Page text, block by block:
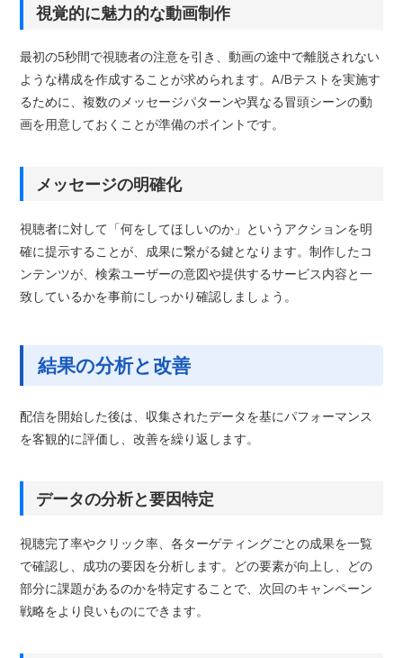
視覚的に魅力的な動画制作
最初の5秒間で視聴者の注意を引き、動画の途中で離脱されない
ような構成を作成することが求められます。A/Bテストを実施す
るために、複数のメッセージパターンや異なる冒頭シーンの動
画を用意しておくことが準備のポイントです。
メッセージの明確化
視聴者に対して「何をしてほしいのか」というアクションを明
確に提示することが、成果に繋がる鍵となります。制作したコ
ンテンツが、検索ユーザーの意図や提供するサービス内容と一
致しているかを事前にしっかり確認しましょう。
結果の分析と改善
配信を開始した後は、収集されたデータを基にパフォーマンス
を客観的に評価し、改善を繰り返します。
データの分析と要因特定
視聴完了率やクリック率、各ターゲティングごとの成果を一覧
で確認し、成功の要因を分析します。どの要素が向上し、どの
部分に課題があるのかを特定することで、次回のキャンペーン
戦略をより良いものにできます。